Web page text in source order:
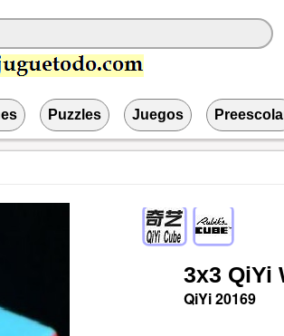
Puzzles Juegos
3x3 QiYi
QiYi20169